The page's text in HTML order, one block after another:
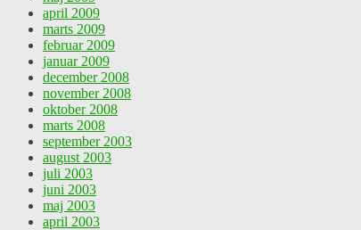
april 2009
marts 2009
februar 2009
januar 2009
december 2008
november 2008
oktober 2008
marts 2008
september 2003
august 2003
juli 2003
juni 2003
maj 2003
april 2003